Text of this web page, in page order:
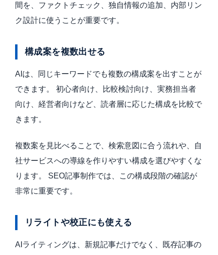
間を、ファクトチェック、独自情報の追加、内部リン
ク設計に使うことが重要です。
構成案を複数出せる
AIは、同じキーワードでも複数の構成案を出すことが
できます。 初心者向け、比較検討向け、実務担当者
向け、経営者向けなど、読者層に応じた構成を比較で
きます。
複数案を見比べることで、検索意図に合う流れや、自
社サービスへの導線を作りやすい構成を選びやすくな
ります。 SEO記事制作では、この構成段階の確認が
非常に重要です。
リライトや校正にも使える
AIライティングは、新規記事だけでなく、既存記事の